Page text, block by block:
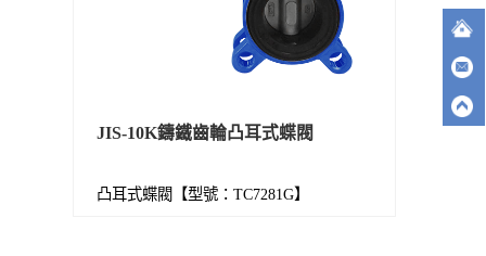
JIS-10K鑄鐵齒輪凸耳式蝶閥
凸耳式蝶閥【型號：TC7281G】